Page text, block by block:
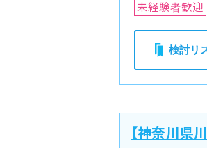
未経験者歓迎
検討リ
【神奈川県